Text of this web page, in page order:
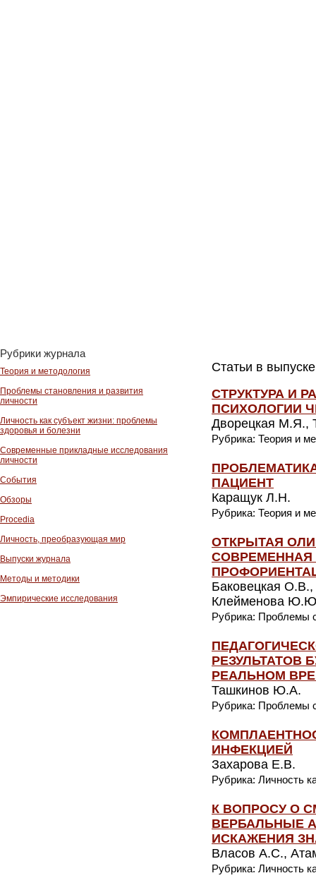
Рубрики журнала
Теория и методология
Проблемы становления и развития
личности
Личность как субъект жизни: проблемы
здоровья и болезни
Современные прикладные исследования
личности
События
Обзоры
Procedia
Личность, преобразующая мир
Выпуски журнала
Методы и методики
Эмпирические исследования
Статьи в
СТРУКТУРА И
ПСИХОЛОГИИ
Дворецкая М.Я.,
Рубрика: Теория и
ПАЦИЕНТ
Каращук Л.Н.
Рубрика: Теория и
ОТКРЫТАЯ
СОВРЕМЕННАЯ
Баковецкая
Клейменова
Рубрика: Проблемы
РЕЗУЛЬТАТОВ
РЕАЛЬНОМ
Ташкинов Ю.А.
Рубрика: Проблемы
ИНФЕКЦИЕЙ
Захарова Е.В.
Рубрика: Личность
К ВОПРОСУ О
ВЕРБАЛЬНЫЕ
ИСКАЖЕНИЯ
Власов А.С.,
Рубрика: Личность